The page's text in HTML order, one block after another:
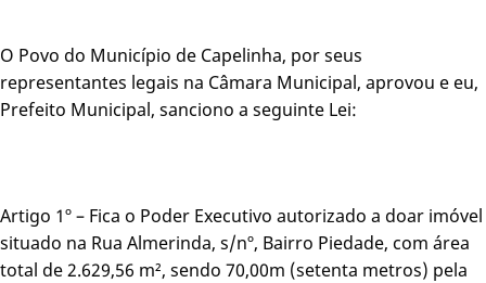
O Povo do Município de Capelinha, por seus
representantes legais na Câmara Municipal, aprovou e eu,
Prefeito Municipal, sanciono a seguinte Lei:
Artigo 1º – Fica o Poder Executivo autorizado a doar imóvel
situado na Rua Almerinda, s/nº, Bairro Piedade, com área
total de 2.629,56 m², sendo 70,00m (setenta metros) pela